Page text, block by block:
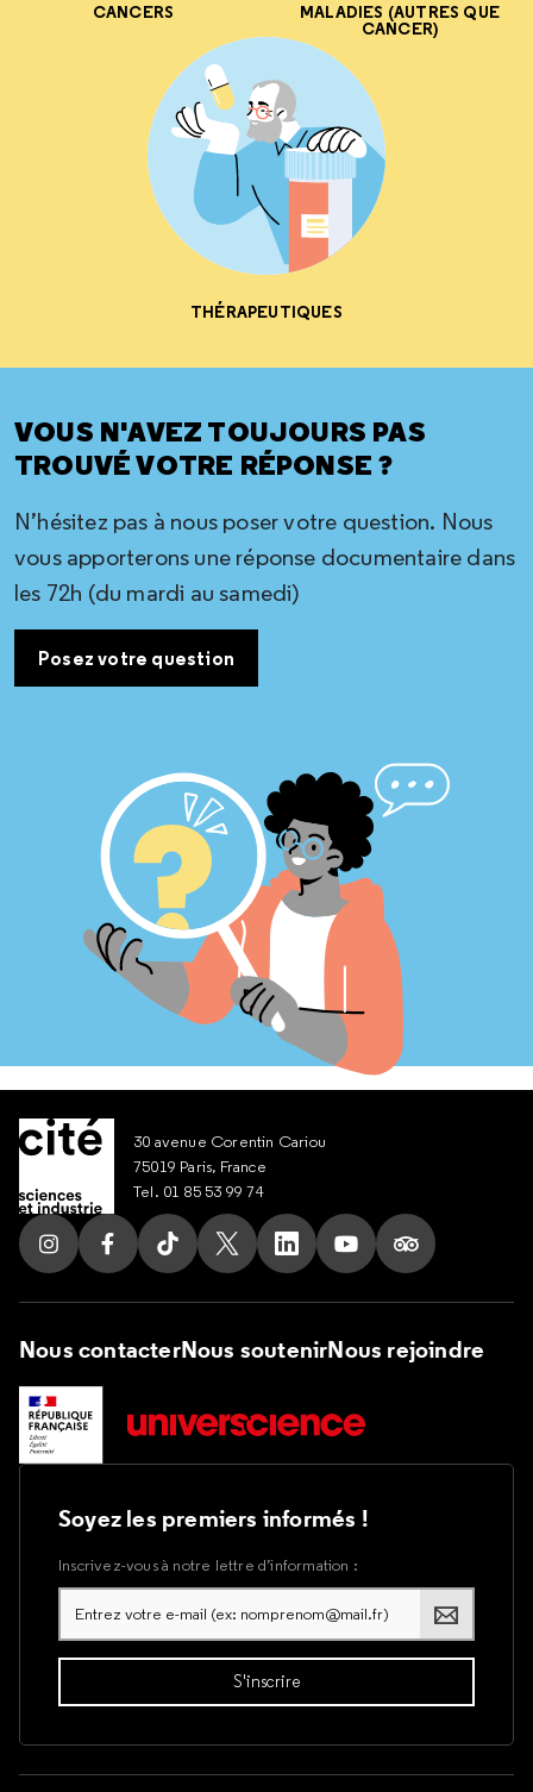
CANCERS MALADIES (AUTRES QUE
CANCER)
THÉRAPEUTIQUES
VOUS N'AVEZ TOUJOURS PAS
TROUVÉ VOTRE RÉPONSE ?
N’hésitez pas à nous poser votre question. Nous
vous apporterons une réponse documentaire dans
les 72h (du mardi au samedi)
Posez votre question
30 avenue Corentin Cariou
75019 Paris, France
Tel. 01 85 53 99 74
Suivez nous sur Instagram
Suivez nous sur Facebook
Suivez nous sur Tik Tok
Suivez nous sur X
Suivez nous sur LinkedIn
Suivez nous sur
Suivez nous
Nous contacterNous soutenirNous rejoindre
Soyez les premiers informés !
Inscrivez-vous à notre lettre d’information :